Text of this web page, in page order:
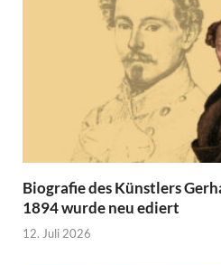
Biografie des Künstlers
1894 wurde neu ediert
12. Juli 2026